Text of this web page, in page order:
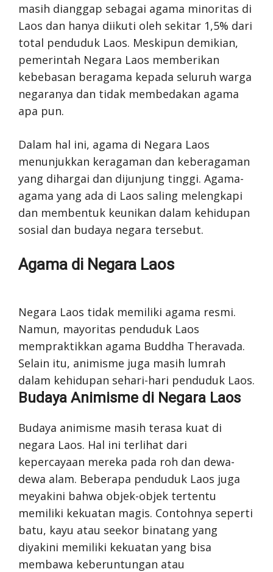
masih dianggap sebagai agama minoritas di
Laos dan hanya diikuti oleh sekitar 1,5% dari
total penduduk Laos. Meskipun demikian,
pemerintah Negara Laos memberikan
kebebasan beragama kepada seluruh warga
negaranya dan tidak membedakan agama
apa pun.
Dalam hal ini, agama di Negara Laos
menunjukkan keragaman dan keberagaman
yang dihargai dan dijunjung tinggi. Agama-
agama yang ada di Laos saling melengkapi
dan membentuk keunikan dalam kehidupan
sosial dan budaya negara tersebut.
Agama di Negara Laos
Negara Laos tidak memiliki agama resmi.
Namun, mayoritas penduduk Laos
mempraktikkan agama Buddha Theravada.
Selain itu, animisme juga masih lumrah
dalam kehidupan sehari-hari penduduk Laos.
Budaya Animisme di Negara Laos
Budaya animisme masih terasa kuat di
negara Laos. Hal ini terlihat dari
kepercayaan mereka pada roh dan dewa-
dewa alam. Beberapa penduduk Laos juga
meyakini bahwa objek-objek tertentu
memiliki kekuatan magis. Contohnya seperti
batu, kayu atau seekor binatang yang
diyakini memiliki kekuatan yang bisa
membawa keberuntungan atau